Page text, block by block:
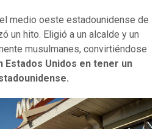
medio oeste estadounidense de
un hito. Eligió a un alcalde y un
musulmanes, convirtiéndose
Estados Unidos en tener un